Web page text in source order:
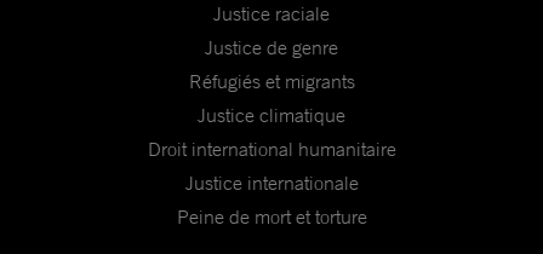
Justice raciale
Justice de genre
Réfugiés et migrants
Justice climatique
Droit international humanitaire
Justice internationale
Peine de mort et torture